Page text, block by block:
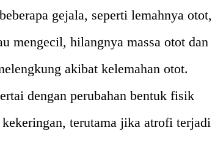
gejala, seperti lemahnya otot,
mengecil, hilangnya massa otot dan
akibat kelemahan otot.
dengan perubahan bentuk fisik
terutama jika atrofi terjadi